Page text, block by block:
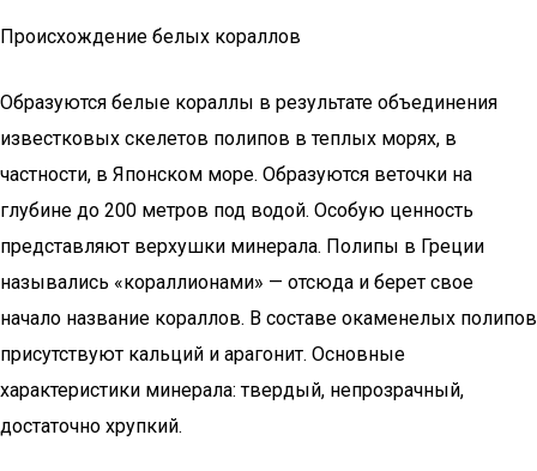
Происхождение белых кораллов
Образуются белые кораллы в результате объединения
известковых скелетов полипов в теплых морях, в
частности, в Японском море. Образуются веточки на
глубине до 200 метров под водой. Особую ценность
представляют верхушки минерала. Полипы в Греции
назывались «кораллионами» — отсюда и берет свое
начало название кораллов. В составе окаменелых полипов
присутствуют кальций и арагонит. Основные
характеристики минерала: твердый, непрозрачный,
достаточно хрупкий.